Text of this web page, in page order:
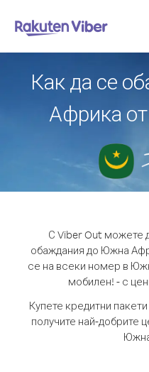
Как да се
Африка
С Viber Out можете
обаждания до Южна
се на всеки номер в
мобилен! - с
Купете кредитни
получите най-добрите